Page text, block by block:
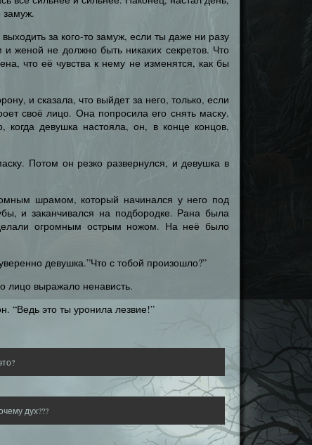
замуж.
за кого-то замуж, если ты даже ни разу
женой не должно быть никаких секретов. Что
что её чувства к нему не изменятся, как бы
и сказала, что выйдет за него, только, если
своё лицо. Она попросила его снять маску.
когда девушка настояла, он, в конце концов,
Потом он резко развернулся, и девушка в
шрамом, который начинался у него под
и заканчивался на подбородке. Рана была
огромным острым ножом. На неё было
девушка.”Что с тобой произошло?”
лицо выражало ненависть.
“Ведь это ты уронила лезвие!”
дух???